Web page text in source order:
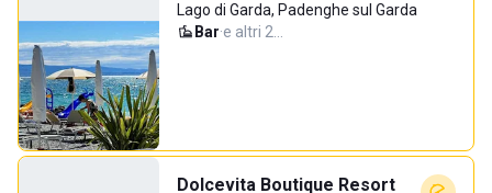
Lago di Garda, Padenghe sul Garda
Bar·e altri 2…
Dolcevita Boutique Resort